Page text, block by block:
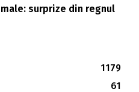
surprize din regnul
1179
61